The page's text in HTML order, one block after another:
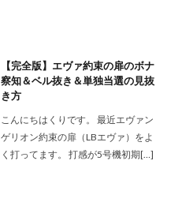
【完全版】エヴァ約束の扉のボナ
察知＆ベル抜き＆単独当選の見抜
き方
こんにちはくりです。 最近エヴァン
ゲリオン約束の扉（LBエヴァ）をよ
く打ってます。 打感が5号機初期[…]